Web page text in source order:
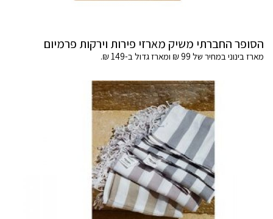
הסופר החברתי משיק מארזי פירות וירקות פרמיום
מארז בינוני במחיר של 99 ₪ ומארז גדול ב-149 ₪.